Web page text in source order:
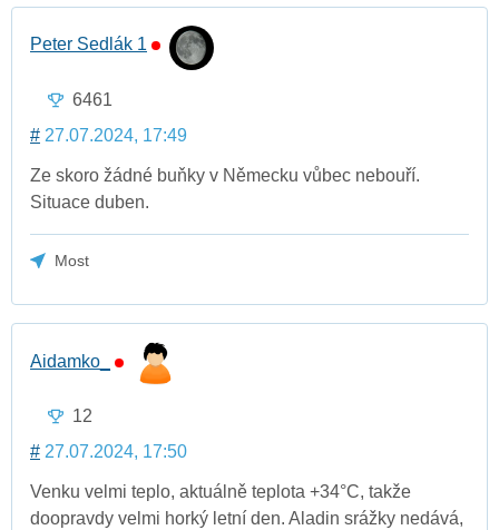
Peter Sedlák 1
6461
# 27.07.2024, 17:49
Ze skoro žádné buňky v Německu vůbec nebouří.
Situace duben.
Most
Aidamko_
12
# 27.07.2024, 17:50
Venku velmi teplo, aktuálně teplota +34°C, takže
doopravdy velmi horký letní den. Aladin srážky nedává,